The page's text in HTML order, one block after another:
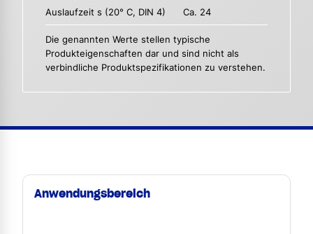
Auslaufzeit s (20° C, DIN 4) Ca. 24
Die genannten Werte stellen typische
Produkteigenschaften dar und sind nicht als
verbindliche Produktspezifikationen zu verstehen.
Anwendungsbereich